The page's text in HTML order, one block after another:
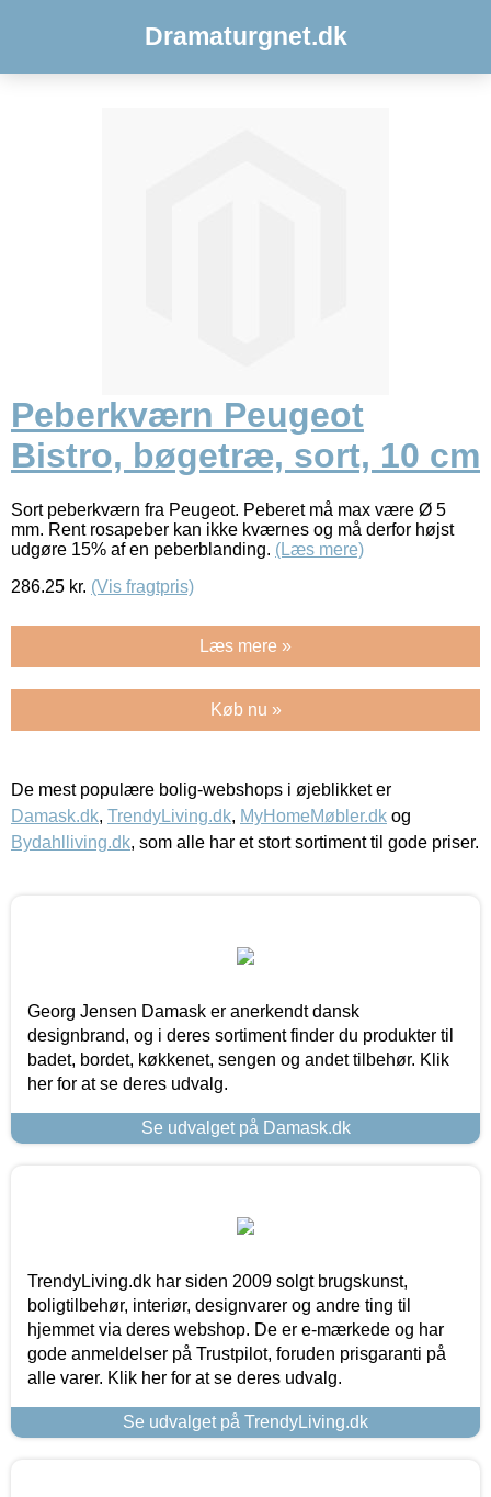
Dramaturgnet.dk
Peberkværn Peugeot
Bistro, bøgetræ, sort, 10 cm
Sort peberkværn fra Peugeot. Peberet må max være Ø 5
mm. Rent rosapeber kan ikke kværnes og må derfor højst
udgøre 15% af en peberblanding. (Læs mere)
286.25 kr. (Vis fragtpris)
Læs mere »
Køb nu »
De mest populære bolig-webshops i øjeblikket er
Damask.dk, TrendyLiving.dk, MyHomeMøbler.dk og
Bydahlliving.dk, som alle har et stort sortiment til gode priser.
Georg Jensen Damask er anerkendt dansk
designbrand, og i deres sortiment finder du produkter til
badet, bordet, køkkenet, sengen og andet tilbehør. Klik
her for at se deres udvalg.
Se udvalget på Damask.dk
TrendyLiving.dk har siden 2009 solgt brugskunst,
boligtilbehør, interiør, designvarer og andre ting til
hjemmet via deres webshop. De er e-mærkede og har
gode anmeldelser på Trustpilot, foruden prisgaranti på
alle varer. Klik her for at se deres udvalg.
Se udvalget på TrendyLiving.dk